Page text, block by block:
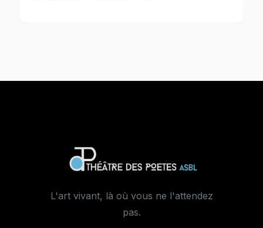
Merci de compléter ce formulaire.
Dès réception, nous prendrons contact
avec vous afin de finaliser notre accord :
L'art vivant, là où vous ne l'attendez
pas.